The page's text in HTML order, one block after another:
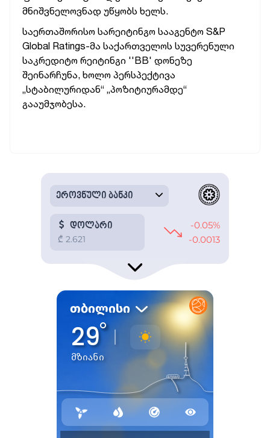
მნიშვნელოვნად უწყობს ხელს.
საერთაშორისო სარეიტინგო სააგენტო S&P
Global Ratings-მა საქართველოს სუვერენული
საკრედიტო რეიტინგი ''BB' დონეზე
შეინარჩუნა, ხოლო პერსპექტივა
„სტაბილურიდან“ „პოზიტიურამდე“
გააუმჯობესა.